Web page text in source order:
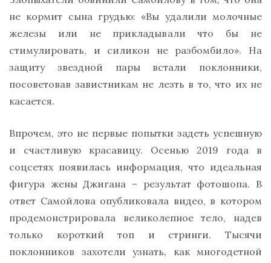
не кормит сына грудью: «Вы удалили молочные
железы или не прикладывали что бы не
стимулировать, и силикон не разбомбило». На
защиту звездной пары встали поклонники,
посоветовав завистникам не лезть в то, что их не
касается.
Впрочем, это не первые попытки задеть успешную
и счастливую красавицу. Осенью 2019 года в
соцсетях появилась информация, что идеальная
фигура жены Джигана – результат фотошопа. В
ответ Самойлова опубликовала видео, в котором
продемонстрировала великолепное тело, надев
только короткий топ и стринги. Тысячи
поклонников захотели узнать, как многодетной